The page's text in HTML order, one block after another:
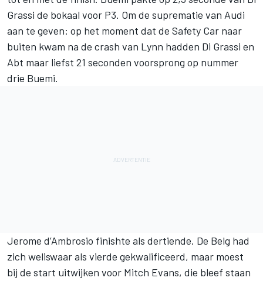
Grassi de bokaal voor P3. Om de suprematie van Audi
aan te geven: op het moment dat de Safety Car naar
buiten kwam na de crash van Lynn hadden Di Grassi en
Abt maar liefst 21 seconden voorsprong op nummer
drie Buemi.
Jerome d’Ambrosio finishte als dertiende. De Belg had
zich weliswaar als vierde gekwalificeerd, maar moest
bij de start uitwijken voor Mitch Evans, die bleef staan